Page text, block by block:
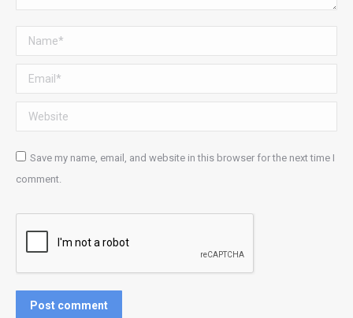
Name *
Email *
Website
Save my name, email, and website in this browser for the next time I
comment.
Post comment